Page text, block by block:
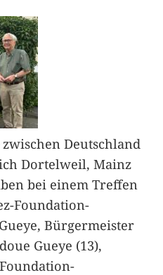
Deutschland
Dortelweil, Mainz
bei einem Treffen
Foundation-
Bürgermeister
Gueye (13),